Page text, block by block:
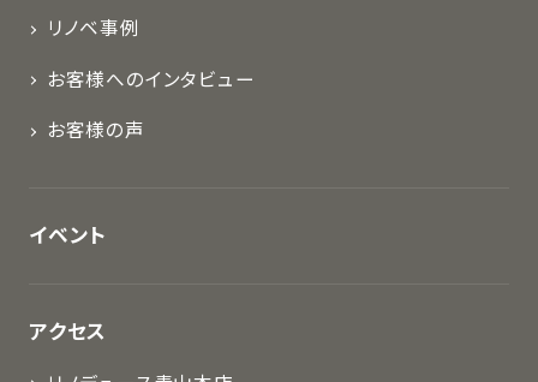
リノベ事例
お客様へのインタビュー
お客様の声
イベント
アクセス